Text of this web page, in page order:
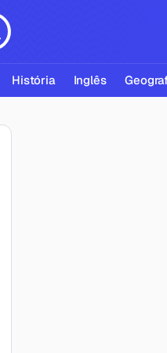
História Inglês